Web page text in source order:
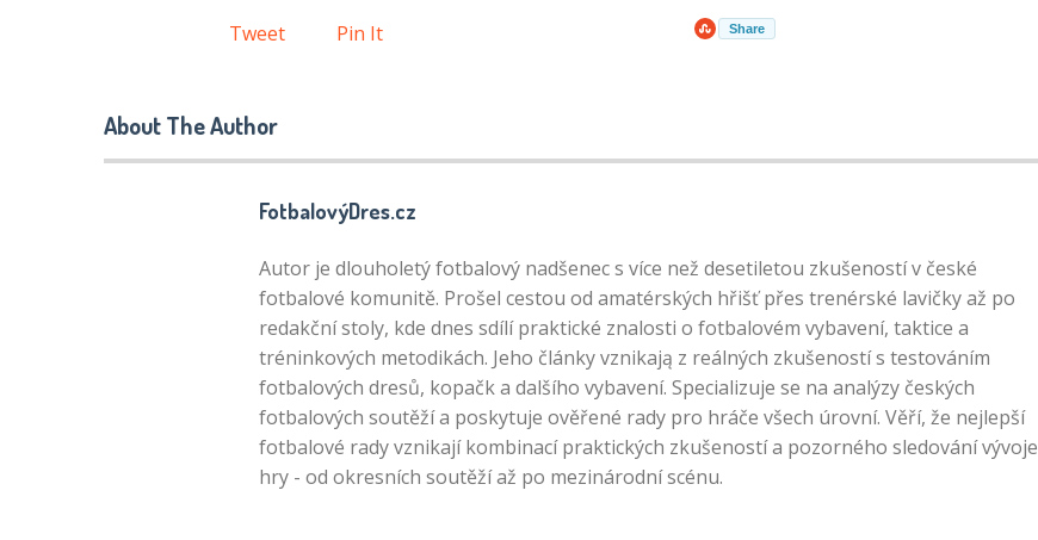
Tweet Pin It Share
About The Author
FotbalovýDres.cz
Autor je dlouholetý fotbalový nadšenec s více než desetiletou zkušeností v české
fotbalové komunitě. Prošel cestou od amatérských hřišť přes trenérské lavičky až po
redakční stoly, kde dnes sdílí praktické znalosti o fotbalovém vybavení, taktice a
tréninkových metodikách. Jeho články vznikają z reálných zkušeností s testováním
fotbalových dresů, kopačk a dalšího vybavení. Specializuje se na analýzy českých
fotbalových soutěží a poskytuje ověřené rady pro hráče všech úrovní. Věří, že nejlepší
fotbalové rady vznikají kombinací praktických zkušeností a pozorného sledování vývoje
hry - od okresních soutěží až po mezinárodní scénu.